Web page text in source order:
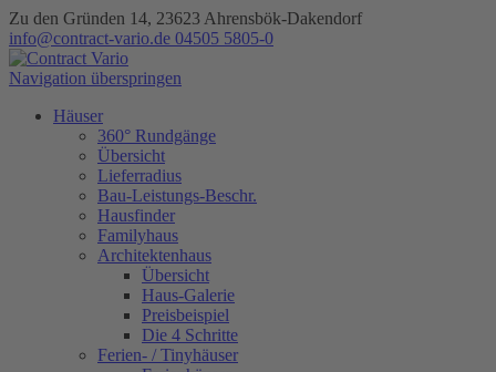
Zu den Gründen 14, 23623 Ahrensbök-Dakendorf
info@contract-vario.de 04505 5805-0
Navigation überspringen
Häuser
360° Rundgänge
Übersicht
Lieferradius
Bau-Leistungs-Beschr.
Hausfinder
Familyhaus
Architektenhaus
Übersicht
Haus-Galerie
Preisbeispiel
Die 4 Schritte
Ferien- / Tinyhäuser